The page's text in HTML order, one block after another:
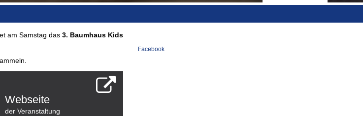
am Samstag das 3. Baumhaus Kids
Webseite
der Veranstaltung
Facebook